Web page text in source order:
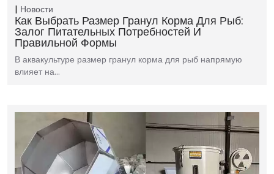
Новости
Как Выбрать Размер Гранул Корма Для Рыб:
Залог Питательных Потребностей И
Правильной Формы
В аквакультуре размер гранул корма для рыб напрямую
влияет на…